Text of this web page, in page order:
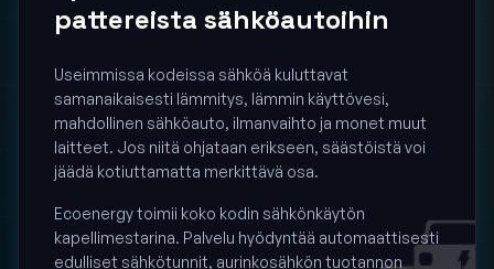
pattereista sähköautoihin
Useimmissa kodeissa sähköä kuluttavat
samanaikaisesti lämmitys, lämmin käyttövesi,
mahdollinen sähköauto, ilmanvaihto ja monet muut
laitteet. Jos niitä ohjataan erikseen, säästöistä voi
jäädä kotiuttamatta merkittävä osa.
Ecoenergy toimii koko kodin sähkönkäytön
kapellimestarina. Palvelu hyödyntää automaattisesti
edulliset sähkötunnit, aurinkosähkön tuotannon